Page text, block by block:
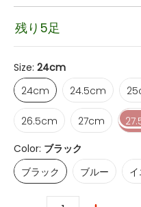
残り5足
Size: 24cm
24cm
24cm
24.5cm
26.5cm
26.5cm
27cm
27cm
Color: ブラック
ブラック
ブラック
ブルー